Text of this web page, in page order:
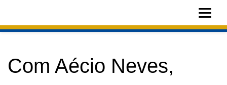
Com Aécio Neves,